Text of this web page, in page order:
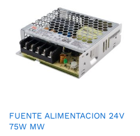
FUENTE ALIMENTACION 24V
75W MW